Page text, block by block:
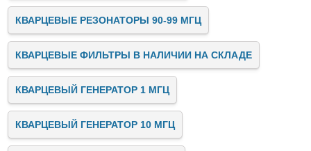
КВАРЦЕВЫЕ РЕЗОНАТОРЫ 90-99 МГЦ
КВАРЦЕВЫЕ ФИЛЬТРЫ В НАЛИЧИИ НА СКЛАДЕ
КВАРЦЕВЫЙ ГЕНЕРАТОР 1 МГЦ
КВАРЦЕВЫЙ ГЕНЕРАТОР 10 МГЦ